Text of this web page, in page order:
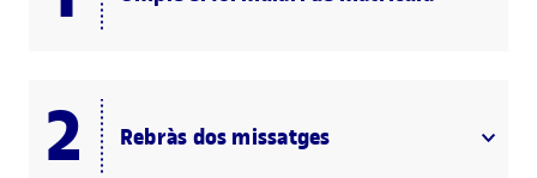
Rebràs dos missatges